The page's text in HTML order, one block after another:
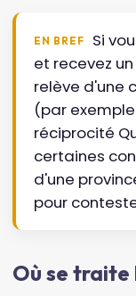
EN BREF
Si
et recevez
relève d'une
(par
réciprocité
certaines
d'une
pour
Où se traite